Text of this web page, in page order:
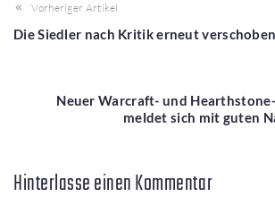
Vorheriger Artikel
Die Siedler nach Kritik erneut verschoben
Neuer Warcraft- und
meldet sich mit guten
Hinterlasse einen Kommentar